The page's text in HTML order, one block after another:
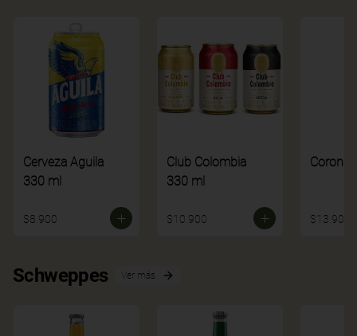
Cerveza Aguila
330 ml
$8.900
Club Colombia
330 ml
$10.900
Corona
$13.900
Schweppes Ver más